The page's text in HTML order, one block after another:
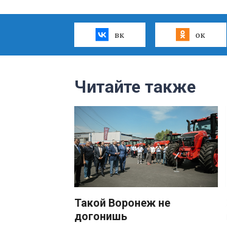
вк ок
Читайте также
Такой Воронеж не
догонишь